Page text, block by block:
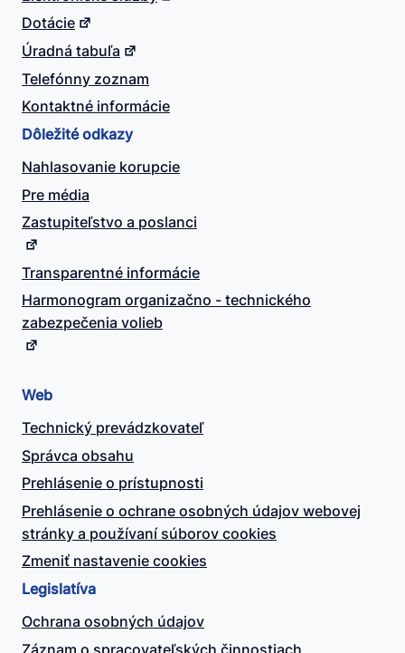
Dotácie
Úradná tabuľa
Telefónny zoznam
Kontaktné informácie
Dôležité odkazy
Nahlasovanie korupcie
Pre média
Zastupiteľstvo a poslanci
Transparentné informácie
Harmonogram organizačno - technického
zabezpečenia volieb
Web
Technický prevádzkovateľ
Správca obsahu
Prehlásenie o prístupnosti
Prehlásenie o ochrane osobných údajov webovej
stránky a používaní súborov cookies
Zmeniť nastavenie cookies
Legislatíva
Ochrana osobných údajov
Záznam o spracovateľských činnostiach